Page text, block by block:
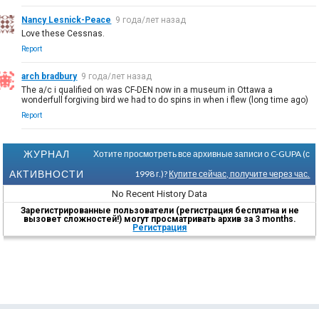
Nancy Lesnick-Peace 9 года/лет назад
Love these Cessnas.
Report
arch bradbury 9 года/лет назад
The a/c i qualified on was CF-DEN now in a museum in Ottawa a
wonderfull forgiving bird we had to do spins in when i flew (long time ago)
Report
ЖУРНАЛ
АКТИВНОСТИ
Хотите просмотреть все архивные записи о C-GUPA (с
1998 г.)? Купите сейчас, получите через час.
No Recent History Data
Зарегистрированные пользователи (регистрация бесплатна и не
вызовет сложностей!) могут просматривать архив за 3 months.
Регистрация